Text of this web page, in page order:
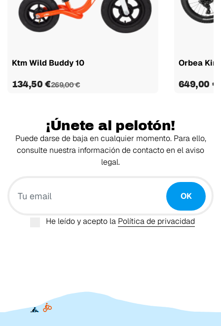
Ktm Wild Buddy 10
134,50 €269,00 €
Orbea
649,00 €
¡Únete al pelotón!
Puede darse de baja en cualquier momento. Para ello,
consulte nuestra información de contacto en el aviso
legal.
OK
He leído y acepto la Política de privacidad